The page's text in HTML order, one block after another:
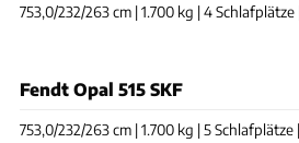
753,0/232/263 cm | 1.700 kg | 4
Fendt Opal 515 SKF
753,0/232/263 cm | 1.700 kg | 5